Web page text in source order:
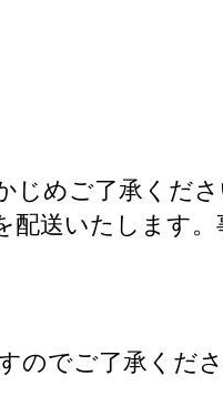
めご了承くださ
送いたします。
のでご了承くだ